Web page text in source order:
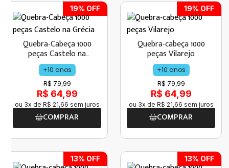
19% OFF
Quebra-Cabeça 1000
peças Castelo na
Grécia
+10 anos
R$ 79,99
R$ 64,99
ou 3x de R$ 21,66 sem juros
COMPRAR
19% OFF
Quebra-cabeça 1000
peças Vilarejo
+10 anos
R$ 79,99
R$ 64,99
ou 3x de R$ 21,66 sem juros
COMPRAR
13% OFF 13% OFF